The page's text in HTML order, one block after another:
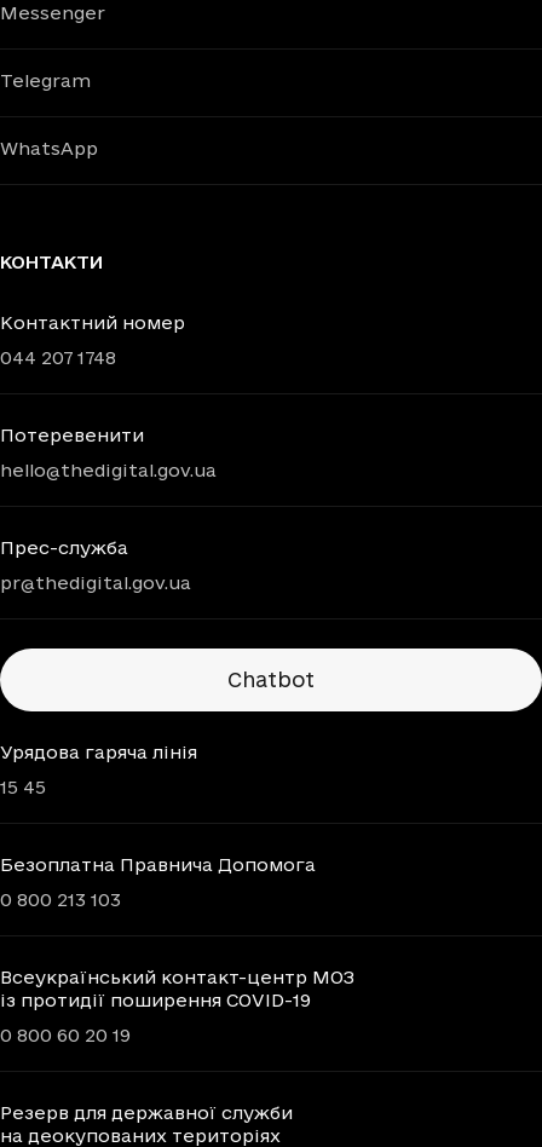
Messenger
Telegram
WhatsApp
КОНТАКТИ
Контактний номер
044 207 1748
Потеревенити
hello@thedigital.gov.ua
Прес-служба
pr@thedigital.gov.ua
Chatbots
Chatbot
Урядова гаряча лінія
15 45
Безоплатна Правнича Допомога
0 800 213 103
Всеукраїнський контакт-центр МОЗ
із протидії поширення COVID-19
0 800 60 20 19
Резерв для державної служби
на деокупованих територіях